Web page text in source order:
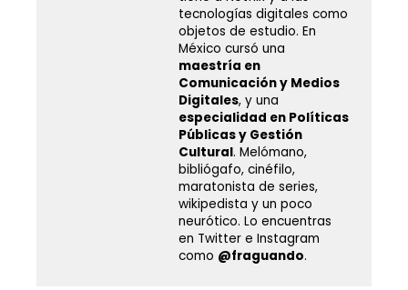
tecnologías digitales como
objetos de estudio. En
México cursó una
maestría en
Comunicación y Medios
Digitales, y una
especialidad en Políticas
Públicas y Gestión
Cultural. Melómano,
bibliógafo, cinéfilo,
maratonista de series,
wikipedista y un poco
neurótico. Lo encuentras
en Twitter e Instagram
como @fraguando.